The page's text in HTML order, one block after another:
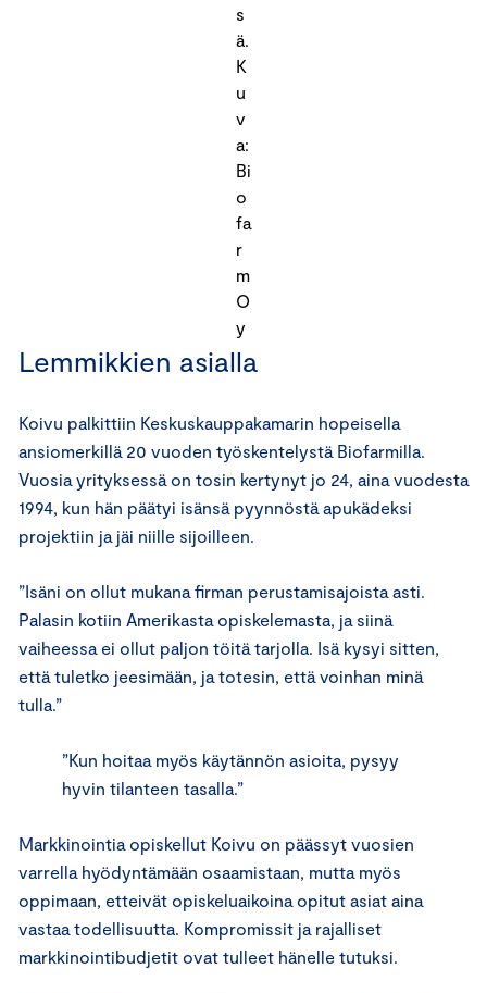
s
ä.
K
u
v
a:
Bi
o
fa
r
m
O
y
Lemmikkien asialla
Koivu palkittiin Keskuskauppakamarin hopeisella
ansiomerkillä 20 vuoden työskentelystä Biofarmilla.
Vuosia yrityksessä on tosin kertynyt jo 24, aina vuodesta
1994, kun hän päätyi isänsä pyynnöstä apukädeksi
projektiin ja jäi niille sijoilleen.
”Isäni on ollut mukana firman perustamisajoista asti.
Palasin kotiin Amerikasta opiskelemasta, ja siinä
vaiheessa ei ollut paljon töitä tarjolla. Isä kysyi sitten,
että tuletko jeesimään, ja totesin, että voinhan minä
tulla.”
”Kun hoitaa myös käytännön asioita, pysyy
hyvin tilanteen tasalla.”
Markkinointia opiskellut Koivu on päässyt vuosien
varrella hyödyntämään osaamistaan, mutta myös
oppimaan, etteivät opiskeluaikoina opitut asiat aina
vastaa todellisuutta. Kompromissit ja rajalliset
markkinointibudjetit ovat tulleet hänelle tutuksi.